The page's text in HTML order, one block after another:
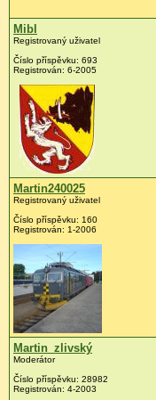
Mibl
Registrovaný uživatel
Číslo příspěvku: 693
Registrován: 6-2005
Martin240025
Registrovaný uživatel
Číslo příspěvku: 160
Registrován: 1-2006
Martin_zlivský
Moderátor
Číslo příspěvku: 28982
Registrován: 4-2003